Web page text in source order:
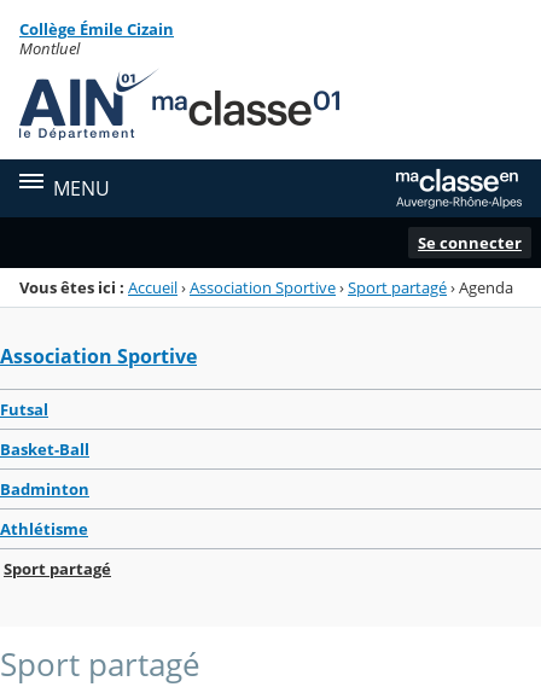
Menu de la rubrique
Contenu
Collège Émile Cizain
Montluel
MENU
Se connecter
Vous êtes ici : Accueil›Association Sportive›Sport partagé›Agenda
Association Sportive
Futsal
Basket-Ball
Badminton
Athlétisme
Sport partagé
Sport partagé